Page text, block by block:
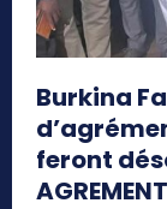
Burkina
feront